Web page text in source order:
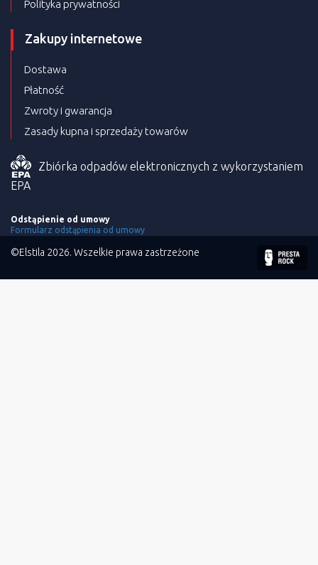
Polityka prywatności
Zakupy internetowe
Dostawa
Płatność
Zwroty i gwarancja
Zasady kupna i sprzedaży towarów
Zbiórka odpadów elektronicznych z wykorzystaniem
EPA
Odstąpienie od umowy
Formularz odstąpienia od umowy
©Elstila 2026. Wszelkie prawa zastrzeżone